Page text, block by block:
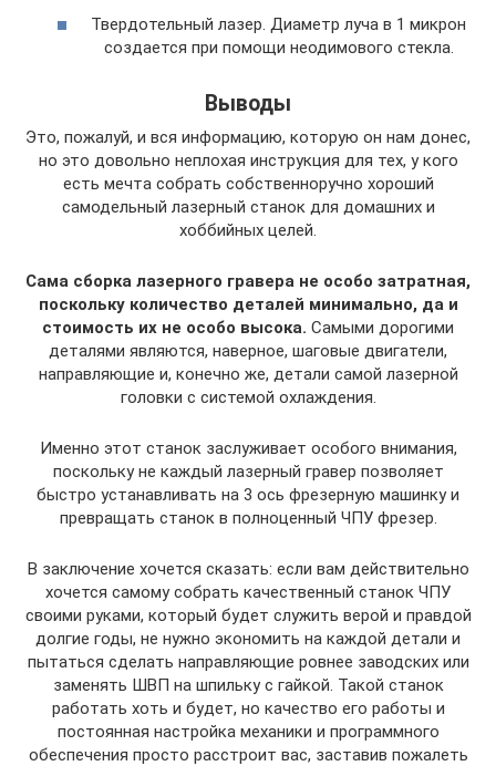
Твердотельный лазер. Диаметр луча в 1 микрон
создается при помощи неодимового стекла.
Выводы
Это, пожалуй, и вся информацию, которую он нам донес,
но это довольно неплохая инструкция для тех, у кого
есть мечта собрать собственноручно хороший
самодельный лазерный станок для домашних и
хоббийных целей.
Сама сборка лазерного гравера не особо затратная,
поскольку количество деталей минимально, да и
стоимость их не особо высока. Самыми дорогими
деталями являются, наверное, шаговые двигатели,
направляющие и, конечно же, детали самой лазерной
головки с системой охлаждения.
Именно этот станок заслуживает особого внимания,
поскольку не каждый лазерный гравер позволяет
быстро устанавливать на 3 ось фрезерную машинку и
превращать станок в полноценный ЧПУ фрезер.
В заключение хочется сказать: если вам действительно
хочется самому собрать качественный станок ЧПУ
своими руками, который будет служить верой и правдой
долгие годы, не нужно экономить на каждой детали и
пытаться сделать направляющие ровнее заводских или
заменять ШВП на шпильку с гайкой. Такой станок
работать хоть и будет, но качество его работы и
постоянная настройка механики и программного
обеспечения просто расстроит вас, заставив пожалеть